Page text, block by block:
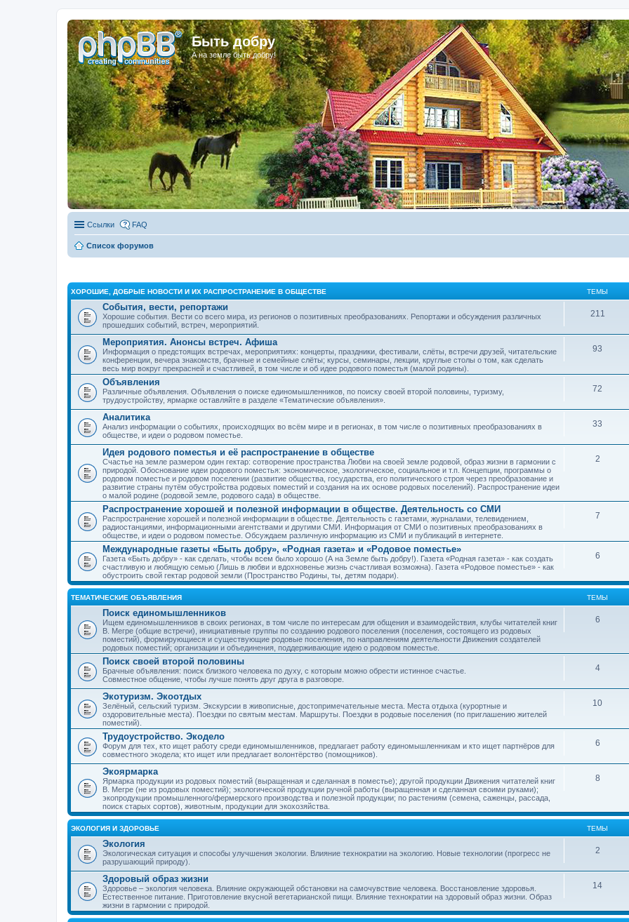
Быть добру
А на земле быть добру!
Ссылки FAQ
Список форумов
ХОРОШИЕ, ДОБРЫЕ НОВОСТИ И ИХ РАСПРОСТРАНЕНИЕ В ОБЩЕСТВЕ ТЕМЫ
События, вести, репортажи
Хорошие события. Вести со всего мира, из регионов о позитивных преобразованиях. Репортажи и обсуждения различных
прошедших событий, встреч, мероприятий.
211
Мероприятия. Анонсы встреч. Афиша
Информация о предстоящих встречах, мероприятиях: концерты, праздники, фестивали, слёты, встречи друзей, читательские
конференции, вечера знакомств, брачные и семейные слёты; курсы, семинары, лекции, круглые столы о том, как сделать
весь мир вокруг прекрасней и счастливей, в том числе и об идее родового поместья (малой родины).
93
Объявления
Различные объявления. Объявления о поиске единомышленников, по поиску своей второй половины, туризму,
трудоустройству, ярмарке оставляйте в разделе «Тематические объявления».
72
Аналитика
Анализ информации о событиях, происходящих во всём мире и в регионах, в том числе о позитивных преобразованиях в
обществе, и идеи о родовом поместье.
33
Идея родового поместья и её распространение в обществе
Счастье на земле размером один гектар: сотворение пространства Любви на своей земле родовой, образ жизни в гармонии с
природой. Обоснование идеи родового поместья: экономическое, экологическое, социальное и т.п. Концепции, программы о
родовом поместье и родовом поселении (развитие общества, государства, его политического строя через преобразование и
развитие страны путём обустройства родовых поместий и создания на их основе родовых поселений). Распространение идеи
о малой родине (родовой земле, родового сада) в обществе.
2
Распространение хорошей и полезной информации в обществе. Деятельность со СМИ
Распространение хорошей и полезной информации в обществе. Деятельность с газетами, журналами, телевидением,
радиостанциями, информационными агентствами и другими СМИ. Информация от СМИ о позитивных преобразованиях в
обществе, и идеи о родовом поместье. Обсуждаем различную информацию из СМИ и публикаций в интернете.
7
Международные газеты «Быть добру», «Родная газета» и «Родовое поместье»
Газета «Быть добру» - как сделать, чтобы всем было хорошо (А на Земле быть добру!). Газета «Родная газета» - как создать
счастливую и любящую семью (Лишь в любви и вдохновенье жизнь счастливая возможна). Газета «Родовое поместье» - как
обустроить свой гектар родовой земли (Пространство Родины, ты, детям подари).
6
ТЕМАТИЧЕСКИЕ ОБЪЯВЛЕНИЯ ТЕМЫ
Поиск единомышленников
Ищем единомышленников в своих регионах, в том числе по интересам для общения и взаимодействия, клубы читателей книг
В. Мегре (общие встречи), инициативные группы по созданию родового поселения (поселения, состоящего из родовых
поместий), формирующиеся и существующие родовые поселения, по направлениям деятельности Движения создателей
родовых поместий; организации и объединения, поддерживающие идею о родовом поместье.
6
Поиск своей второй половины
Брачные объявления: поиск близкого человека по духу, с которым можно обрести истинное счастье.
Совместное общение, чтобы лучше понять друг друга в разговоре.
4
Экотуризм. Экоотдых
Зелёный, сельский туризм. Экскурсии в живописные, достопримечательные места. Места отдыха (курортные и
оздоровительные места). Поездки по святым местам. Маршруты. Поездки в родовые поселения (по приглашению жителей
поместий).
10
Трудоустройство. Экодело
Форум для тех, кто ищет работу среди единомышленников, предлагает работу единомышленникам и кто ищет партнёров для
совместного экодела; кто ищет или предлагает волонтёрство (помощников).
6
Экоярмарка
Ярмарка продукции из родовых поместий (выращенная и сделанная в поместье); другой продукции Движения читателей книг
В. Мегре (не из родовых поместий); экологической продукции ручной работы (выращенная и сделанная своими руками);
экопродукции промышленного/фермерского производства и полезной продукции; по растениям (семена, саженцы, рассада,
поиск старых сортов), животным, продукции для экохозяйства.
8
ЭКОЛОГИЯ И ЗДОРОВЬЕ ТЕМЫ
Экология
Экологическая ситуация и способы улучшения экологии. Влияние технократии на экологию. Новые технологии (прогресс не
разрушающий природу).
2
Здоровый образ жизни
Здоровье – экология человека. Влияние окружающей обстановки на самочувствие человека. Восстановление здоровья.
Естественное питание. Приготовление вкусной вегетарианской пищи. Влияние технократии на здоровый образ жизни. Образ
жизни в гармонии с природой.
14